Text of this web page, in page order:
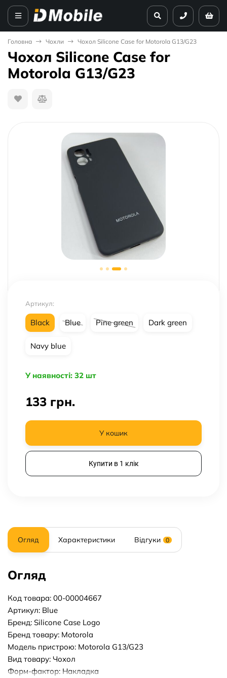
Головна Чохли Чохол Silicone Case for Motorola G13/G23
Чохол Silicone Case for
Motorola G13/G23
Артикул:
Black Blue Pine green Dark green
Navy blue
У наявності: 32 шт
133 грн.
У кошик
Купити в 1 клік
Огляд Характеристики Відгуки 0
Огляд
Код товара: 00-00004667
Артикул: Blue
Бренд: Silicone Case Logo
Бренд товару: Motorola
Модель пристрою: Motorola G13/G23
Вид товару: Чохол
Форм-фактор: Накладка